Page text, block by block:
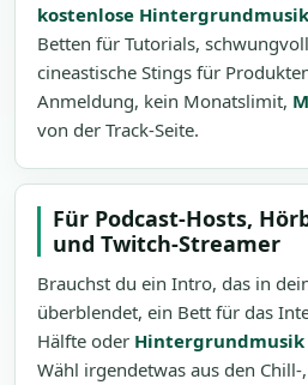
kostenlose
Betten für Tutorials,
cineastische Stings für
Anmeldung, kein Monatslimit,
von der Track-Seite.
Für Podcast-Hosts,
und Twitch-Streamer
Brauchst du ein Intro, das in
überblendet, ein Bett für das
Hälfte oder Hintergrundmusik
Wähl irgendetwas aus den Chill-